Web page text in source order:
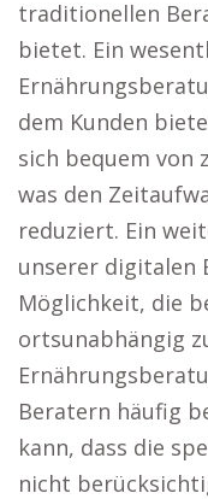
traditionellen
bietet. Ein
dem Kunden
sich bequem von
was den
reduziert. Ein
unserer digitalen
Möglichkeit, die
ortsunabhängig
Beratern häufig
kann, dass die
nicht